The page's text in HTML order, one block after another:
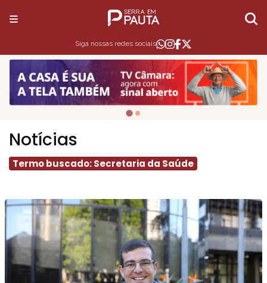
Siga nossas redes sociais
Notícias
Termo buscado: Secretaria da Saúde